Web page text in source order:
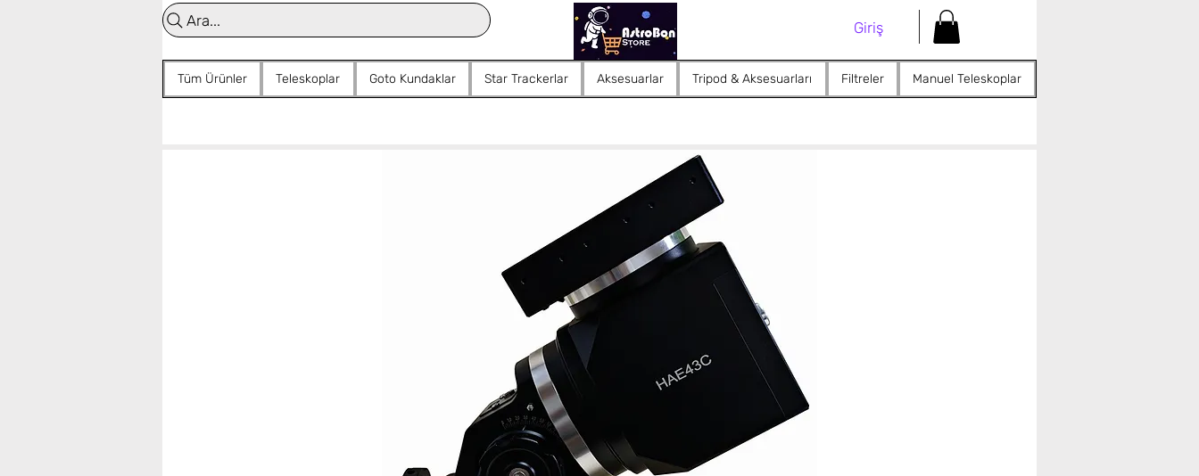
Ara... Giriş
Tüm Ürünler Teleskoplar Goto Kundaklar Star Trackerlar Aksesuarlar Tripod & Aksesuarları Filtreler Manuel Teleskoplar